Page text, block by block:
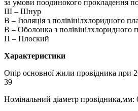
за умови поодинокого прокладення
Ш – Шнур
В – Ізоляція з полівінілхлоридного
В – Оболонка з полівінілхлоридного
П – Плоский
Характеристики
Опір основної жили провідника при
39
Номінальний діаметр провідника,мм: